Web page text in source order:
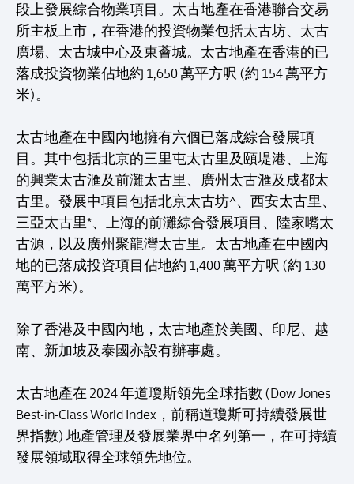
段上發展綜合物業項目。太古地產在香港聯合交易
所主板上市，在香港的投資物業包括太古坊、太古
廣場、太古城中心及東薈城。太古地產在香港的已
落成投資物業佔地約 1,650 萬平方呎 (約 154 萬平方
米)。
太古地產在中國內地擁有六個已落成綜合發展項
目。其中包括北京的三里屯太古里及頤堤港、上海
的興業太古滙及前灘太古里、廣州太古滙及成都太
古里。發展中項目包括北京太古坊^、西安太古里、
三亞太古里*、上海的前灘綜合發展項目、陸家嘴太
古源，以及廣州聚龍灣太古里。太古地產在中國內
地的已落成投資項目佔地約 1,400 萬平方呎 (約 130
萬平方米)。
除了香港及中國內地，太古地產於美國、印尼、越
南、新加坡及泰國亦設有辦事處。
太古地產在 2024 年道瓊斯領先全球指數 (Dow Jones
Best-in-Class World Index，前稱道瓊斯可持續發展世
界指數) 地產管理及發展業界中名列第一，在可持續
發展領域取得全球領先地位。